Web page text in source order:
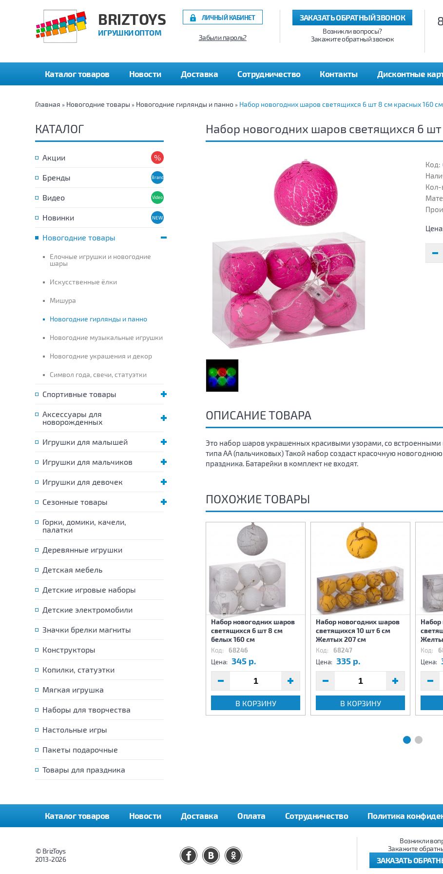
BRIZTOYS
ИГРУШКИ ОПТОМ
ЗАКАЗАТЬ ОБРАТНЫЙ ЗВОНОК
Возникли вопросы?
Закажите обратный звонок
ЛИЧНЫЙ КАБИНЕТ
Забыли пароль?
Каталог товаров Новости Доставка Сотрудничество Контакты Дисконтные
Главная » Новогодние товары » Новогодние гирлянды и панно » Набор новогодних шаров светящихся 6 шт 8 см красных 160 см
КАТАЛОГ
Акции
Бренды
Видео
Новинки
Новогодние товары
Елочные игрушки и новогодние
шары
Искусственные ёлки
Мишура
Новогодние гирлянды и панно
Новогодние музыкальные игрушки
Новогодние украшения и декор
Символ года, свечи, статуэтки
Спортивные товары
Аксессуары для
новорожденных
Игрушки для малышей
Игрушки для мальчиков
Игрушки для девочек
Сезонные товары
Горки, домики, качели,
палатки
Деревянные игрушки
Детская мебель
Детские игровые наборы
Детские электромобили
Значки брелки магниты
Конструкторы
Копилки, статуэтки
Мягкая игрушка
Наборы для творчества
Настольные игры
Пакеты подарочные
Товары для праздника
Набор новогодних шаров светящихся 6
Код:
Кол-
ОПИСАНИЕ ТОВАРА
Это набор шаров украшенных красивыми узорами, со
типа АА (пальчиковых) Такой набор создаст красочную
праздника. Батарейки в комплект не входят.
ПОХОЖИЕ ТОВАРЫ
светящихся 10 шт 6 см
68251
светящихся 10 шт 6 см
Набор новогодних шаров
светящихся 6 шт 8 см
белых 160 см
Код: 68246
Цена: 345 р.
В КОРЗИНУ
Набор новогодних шаров
светящихся 10 шт 6 см
Желтых 207 см
Код: 68247
Цена: 335 р.
В КОРЗИНУ
Набор
Код:
Цена:
Каталог товаров Новости Доставка Оплата Сотрудничество Политика
Возникли
Закажите
ЗАКАЗАТЬ
© BrizToys
2013-2026